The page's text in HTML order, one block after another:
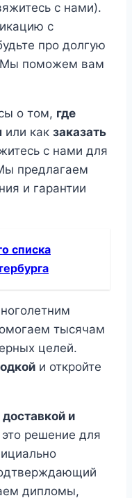
с нами).
с
про долгую
поможем вам
о том, где
или как заказать
с нами для
предлагаем
и гарантии
списка
тысячам
целей.
и откройте
и
решение для
дипломы,